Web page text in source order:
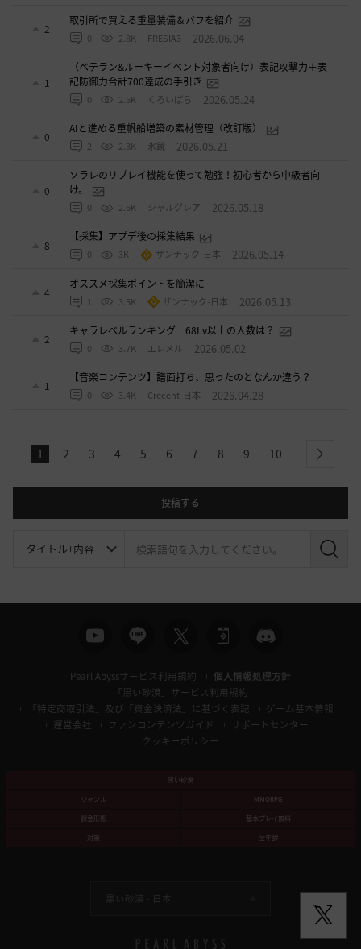
2
取引所で買える重量装備＆バフを紹介
0 2.8K FRESIA3 2026.06.04
1
（ベテラン&ルーキーイベント対象者向け）表記攻撃力＋表
記防御力合計700達成の手引き
0 2.5K くろいばら 2026.05.24
0
AIと進める重帆船増築の素材管理（改訂版）
2 2.3K 氷鏡 2026.05.21
0
ソラレのリプレイ機能を使って勉強！初心者から中級者向
け。
0 2.6K シャルグレア 2026.05.18
8
【採集】アプデ後の採集結果
0 3K ザンナック-日本 2026.05.14
4
オススメ採集ポイントを簡潔に
1 3.5K ザンナック-日本 2026.05.13
2
キャラレベルランキング 68Lv以上の人数は？
0 3.7K エレメル 2026.05.02
1
【音楽コンテンツ】譜面打ち、思ったのとなんか違う？
0 3.4K Crecent-日本 2026.04.28
1 2 3 4 5 6 7 8 9 10 next
投稿する
検
Pearl Abyssサービス利用規約
個人情報処理方針
「黒い砂漠」サービス利用規約
「特定商取引法」及び「資金決済法」に基づく表記
ゲーム基本情報
運営会社
ファンコンテンツガイド
サポートセンター
クッキーポリシー
黒い砂漠
ジャンル
MMORPG
課金形態
基本プレイ無料
対象
全年齢
黒い砂漠 - 日本